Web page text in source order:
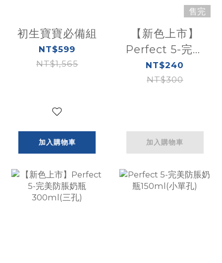
初生寶寶必備組
NT$599
NT$1,565
加入購物車
售完
【新色上市】
Perfect 5-完美
防脹奶瓶
150ml(小單孔)
NT$240
NT$300
加入購物車